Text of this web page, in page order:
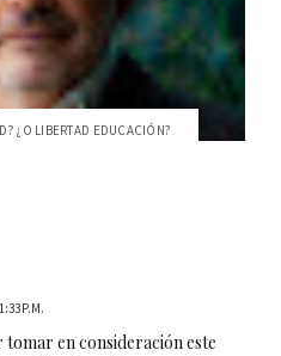
¿O LIBERTAD EDUCACIÓN?
P.M.
en consideración este